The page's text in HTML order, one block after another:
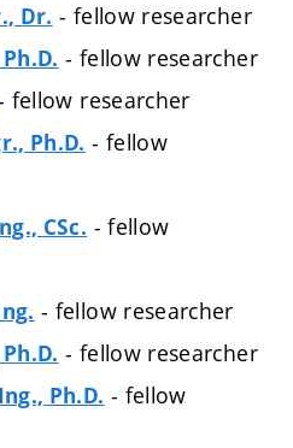
Dr. - fellow researcher
- fellow researcher
fellow researcher
Ph.D. - fellow
CSc. - fellow
- fellow researcher
- fellow researcher
Ph.D. - fellow